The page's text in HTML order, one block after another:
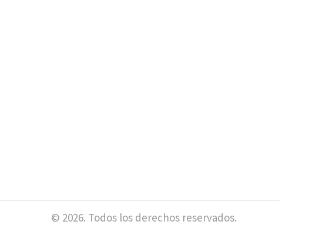
© 2026. Todos los derechos reservados.